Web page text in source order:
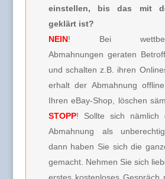
einstellen, bis das mit
geklärt ist?
NEIN! Bei
Abmahnungen geraten
und schalten z.B. ihren
erhalt der Abmahnung
Ihren eBay-Shop, löschen
STOPP! Sollte sich nämlich
Abmahnung als
dann haben Sie sich die
gemacht. Nehmen Sie sich
erstes kostenloses Gespräch